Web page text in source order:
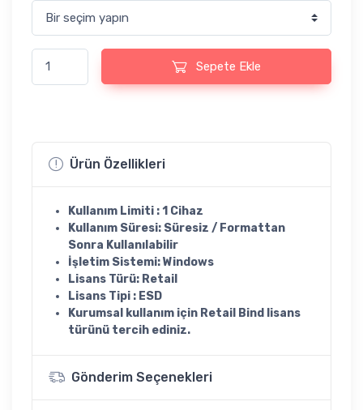
Project 2019 KEY Lisans Anahtarı adet
Sepete Ekle
Ürün Özellikleri
Kullanım Limiti : 1 Cihaz
Kullanım Süresi: Süresiz / Formattan
Sonra Kullanılabilir
İşletim Sistemi: Windows
Lisans Türü: Retail
Lisans Tipi : ESD
Kurumsal kullanım için Retail Bind lisans
türünü tercih ediniz.
Gönderim Seçenekleri